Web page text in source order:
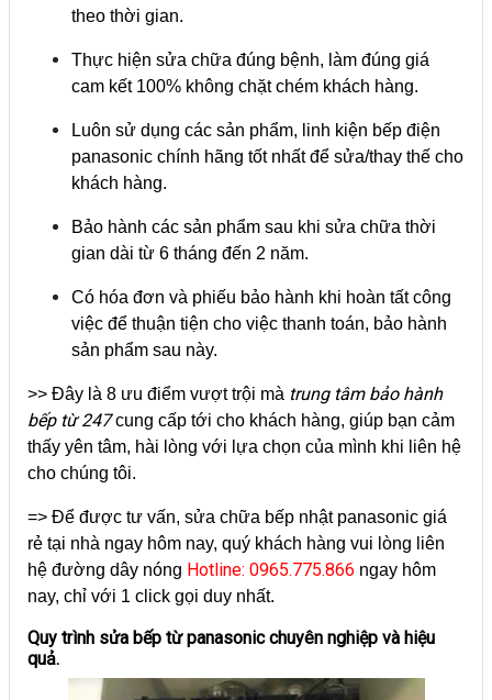
theo thời gian.
Thực hiện sửa chữa đúng bệnh, làm đúng giá
cam kết 100% không chặt chém khách hàng.
Luôn sử dụng các sản phẩm, linh kiện bếp điện
panasonic chính hãng tốt nhất để sửa/thay thế cho
khách hàng.
Bảo hành các sản phẩm sau khi sửa chữa thời
gian dài từ 6 tháng đến 2 năm.
Có hóa đơn và phiếu bảo hành khi hoàn tất công
việc để thuận tiện cho việc thanh toán, bảo hành
sản phẩm sau này.
>> Đây là 8 ưu điểm vượt trội mà trung tâm bảo hành
bếp từ 247cung cấp tới cho khách hàng, giúp bạn cảm
thấy yên tâm, hài lòng với lựa chọn của mình khi liên hệ
cho chúng tôi.
=> Để được tư vấn, sửa chữa bếp nhật panasonic giá
rẻ tại nhà ngay hôm nay, quý khách hàng vui lòng liên
hệ đường dây nóng Hotline: 0965.775.866 ngay hôm
nay, chỉ với 1 click gọi duy nhất.
Quy trình sửa bếp từ panasonic chuyên nghiệp và hiệu
quả.